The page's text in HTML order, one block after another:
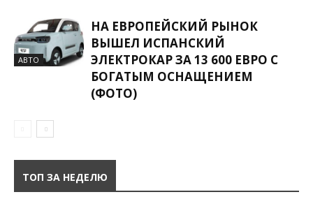
АВТО
НА ЕВРОПЕЙСКИЙ РЫНОК
ВЫШЕЛ ИСПАНСКИЙ
ЭЛЕКТРОКАР ЗА 13 600 ЕВРО С
БОГАТЫМ ОСНАЩЕНИЕМ
(ФОТО)
ТОП ЗА НЕДЕЛЮ